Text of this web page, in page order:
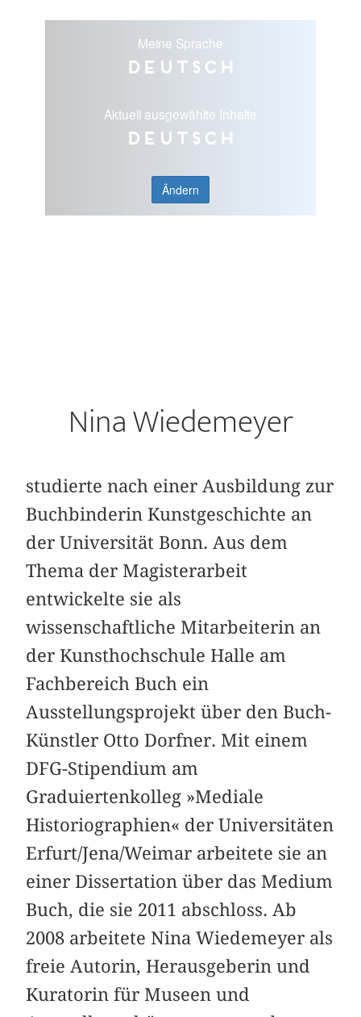
Meine Sprache
Deutsch
Aktuell ausgewählte Inhalte
Deutsch
Ändern
Nina Wiedemeyer
studierte nach einer Ausbildung zur
Buchbinderin Kunstgeschichte an
der Universität Bonn. Aus dem
Thema der Magisterarbeit
entwickelte sie als
wissenschaftliche Mitarbeiterin an
der Kunsthochschule Halle am
Fachbereich Buch ein
Ausstellungsprojekt über den Buch-
Künstler Otto Dorfner. Mit einem
DFG-Stipendium am
Graduiertenkolleg »Mediale
Historiographien« der Universitäten
Erfurt/Jena/Weimar arbeitete sie an
einer Dissertation über das Medium
Buch, die sie 2011 abschloss. Ab
2008 arbeitete Nina Wiedemeyer als
freie Autorin, Herausgeberin und
Kuratorin für Museen und